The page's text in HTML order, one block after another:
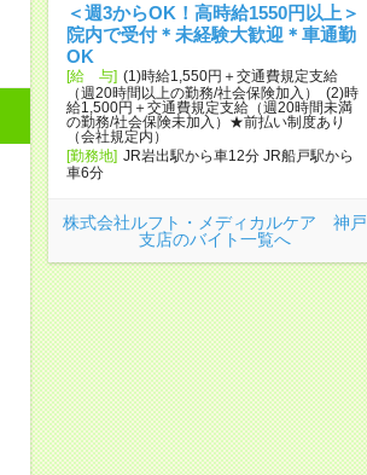
＜週3からOK！高時給1550円以上＞
院内で受付＊未経験大歓迎＊車通勤
OK
[給 与] (1)時給1,550円＋交通費規定支給
（週20時間以上の勤務/社会保険加入） (2)時
給1,500円＋交通費規定支給（週20時間未満
の勤務/社会保険未加入）★前払い制度あり
（会社規定内）
[勤務地] JR岩出駅から車12分 JR船戸駅から
車6分
株式会社ルフト・メディカルケア 神戸
支店のバイト一覧へ